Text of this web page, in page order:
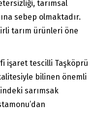
tarımsal
sebep olmaktadır.
tarım ürünleri öne
işaret tescilli Taşköprü
bilinen önemli
sarımsak